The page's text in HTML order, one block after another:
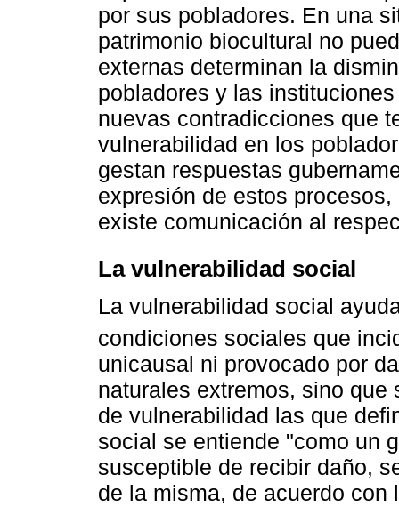
por sus pobladores. En una
patrimonio biocultural no
externas determinan la
pobladores y las
nuevas contradicciones que
vulnerabilidad en los
gestan respuestas
expresión de estos
existe comunicación al
La vulnerabilidad social
La vulnerabilidad social
condiciones sociales que
unicausal ni provocado por
naturales extremos, sino
de vulnerabilidad las que
social se entiende "como un
susceptible de recibir daño,
de la misma, de acuerdo